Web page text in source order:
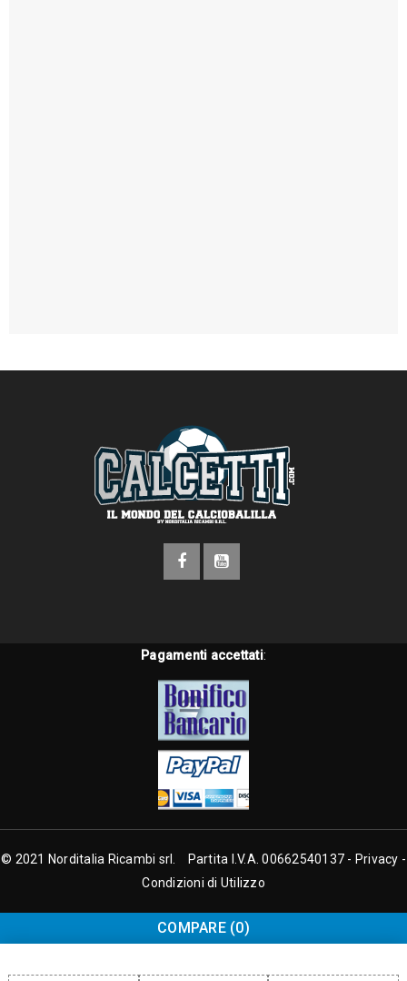
Pagamenti accettati:
© 2021 Norditalia Ricambi srl. Partita I.V.A. 00662540137 - Privacy -
Condizioni di Utilizzo
COMPARE (0)